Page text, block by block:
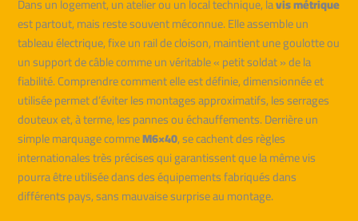
est partout, mais reste souvent méconnue. Elle assemble un
tableau électrique, fixe un rail de cloison, maintient une goulotte ou
un support de câble comme un véritable « petit soldat » de la
fiabilité. Comprendre comment elle est définie, dimensionnée et
utilisée permet d’éviter les montages approximatifs, les serrages
douteux et, à terme, les pannes ou échauffements. Derrière un
simple marquage commeM6×40, se cachent des règles
internationales très précises qui garantissent que la même vis
pourra être utilisée dans des équipements fabriqués dans
différents pays, sans mauvaise surprise au montage.